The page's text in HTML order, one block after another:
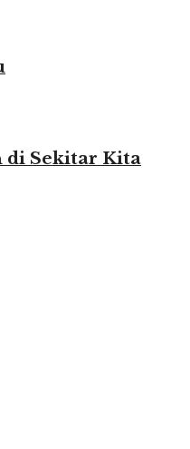
di Sekitar Kita